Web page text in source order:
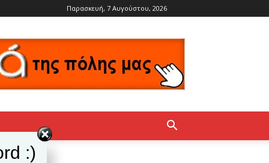
Παρασκευή, 7 Αυγούστου, 2026
:)